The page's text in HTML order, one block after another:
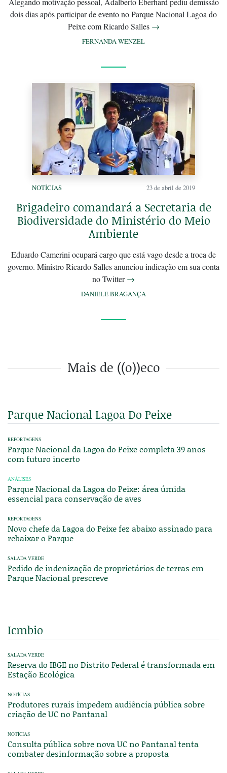
dois dias após participar de evento no Parque Nacional Lagoa do
Peixe com Ricardo Salles →
FERNANDA WENZEL
NOTÍCIAS 23 de abril de 2019
Brigadeiro comandará a Secretaria de
Biodiversidade do Ministério do Meio
Ambiente
Eduardo Camerini ocupará cargo que está vago desde a troca de
governo. Ministro Ricardo Salles anunciou indicação em sua conta
no Twitter→
DANIELE BRAGANÇA
Mais de ((o))eco
Parque Nacional Lagoa Do Peixe
REPORTAGENS
Parque Nacional da Lagoa do Peixe completa 39 anos
com futuro incerto
ANÁLISES
Parque Nacional da Lagoa do Peixe: área úmida
essencial para conservação de aves
REPORTAGENS
Novo chefe da Lagoa do Peixe fez abaixo assinado para
rebaixar o Parque
SALADA VERDE
Pedido de indenização de proprietários de terras em
Parque Nacional prescreve
Icmbio
SALADA VERDE
Reserva do IBGE no Distrito Federal é transformada em
Estação Ecológica
NOTÍCIAS
Produtores rurais impedem audiência pública sobre
criação de UC no Pantanal
NOTÍCIAS
Consulta pública sobre nova UC no Pantanal tenta
combater desinformação sobre a proposta